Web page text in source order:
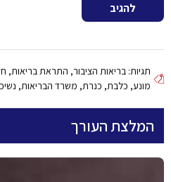
תגיות: בריאות הציבור, התראת בריאות,
מונע, כלבת, כנרת, משרד הבריאות,
המלצת העורך